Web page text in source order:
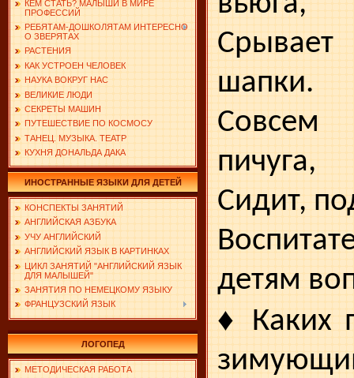
КЕМ СТАТЬ? МАЛЫШИ В МИРЕ
ПРОФЕССИЙ
РЕБЯТАМ-ДОШКОЛЯТАМ ИНТЕРЕСНО
О ЗВЕРЯТАХ
РАСТЕНИЯ
КАК УСТРОЕН ЧЕЛОВЕК
НАУКА ВОКРУГ НАС
ВЕЛИКИЕ ЛЮДИ
СЕКРЕТЫ МАШИН
ПУТЕШЕСТВИЕ ПО КОСМОСУ
ТАНЕЦ. МУЗЫКА. ТЕАТР
КУХНЯ ДОНАЛЬДА ДАКА
ИНОСТРАННЫЕ ЯЗЫКИ ДЛЯ ДЕТЕЙ
КОНСПЕКТЫ ЗАНЯТИЙ
АНГЛИЙСКАЯ АЗБУКА
УЧУ АНГЛИЙСКИЙ
АНГЛИЙСКИЙ ЯЗЫК В КАРТИНКАХ
ЦИКЛ ЗАНЯТИЙ "АНГЛИЙСКИЙ ЯЗЫК
ДЛЯ МАЛЫШЕЙ"
ЗАНЯТИЯ ПО НЕМЕЦКОМУ ЯЗЫКУ
ФРАНЦУЗСКИЙ ЯЗЫК
ЛОГОПЕД
МЕТОДИЧЕСКАЯ РАБОТА
шапки.
пичуга,
Сидит,
детям
♦
Каких